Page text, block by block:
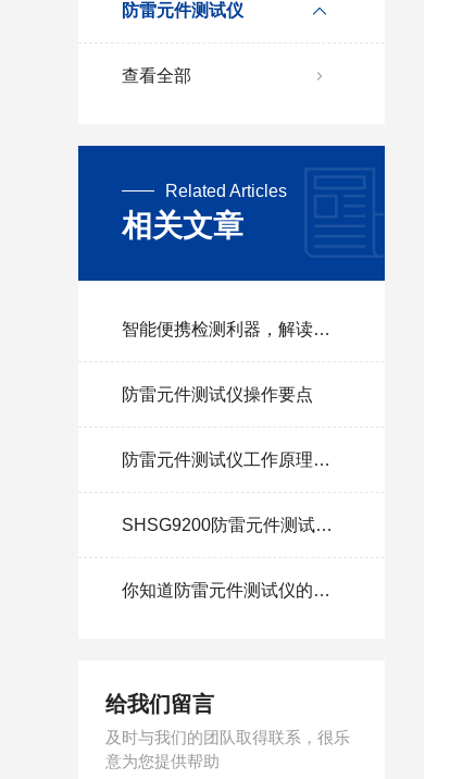
防雷元件测试仪
查看全部
Related Articles
相关文章
智能便携检测利器，解读防雷元件测试仪多重价值
防雷元件测试仪操作要点
防雷元件测试仪工作原理及应用
SHSG9200防雷元件测试仪使用方法
你知道防雷元件测试仪的自检要做哪些检查吗？
给我们留言
及时与我们的团队取得联系，很乐
意为您提供帮助